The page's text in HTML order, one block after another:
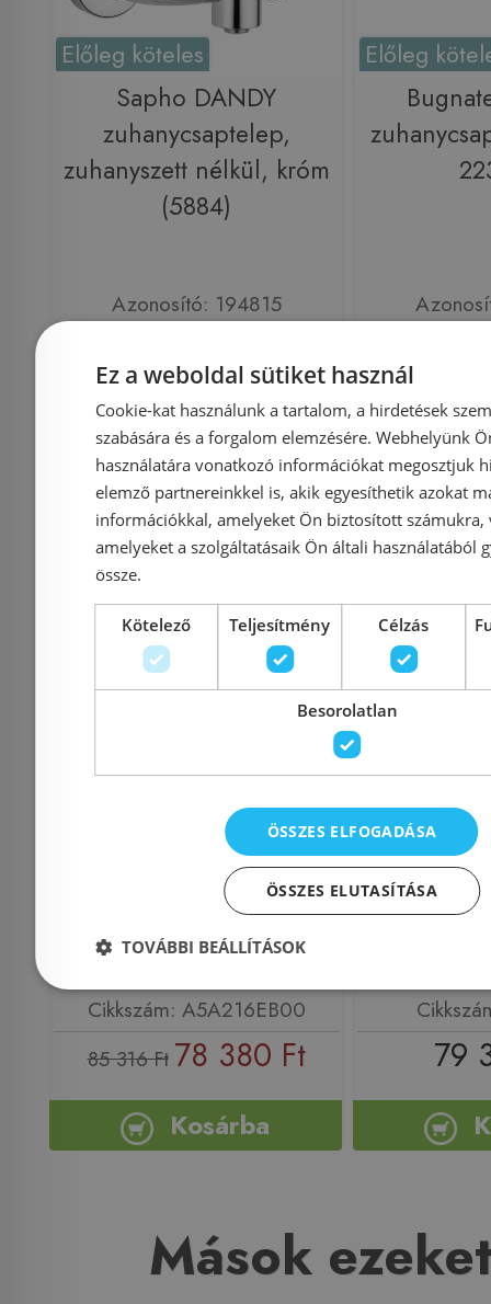
Előleg köteles
Sapho DANDY
zuhanycsaptelep,
zuhanyszett nélkül, króm
(5884)
Azonosító: 194815
75 000 Ft71 250 Ft
Kosárba
Előleg
-8%
Rendelésre
Roca Cala zuhany
csaptelep, matt fehér
A5A216EB00
Cikkszám: A5A216EB00
85 316 Ft 78 380 Ft
Kosárba
Rendelésre
79
Mások
Ez a weboldal sütiket használ
Cookie-kat használunk a tartalom, a hirdetések
szabására és a forgalom elemzésére. Webhelyünk
használatára vonatkozó információkat megosztjuk
elemző partnereinkkel is, akik egyesíthetik azokat
információkkal, amelyeket Ön biztosított számukra,
amelyeket a szolgáltatásaik Ön általi használatából
össze.
Kötelező Teljesítmény Célzás
Besorolatlan
ÖSSZES ELFOGADÁSA
ÖSSZES ELUTASÍTÁSA
TOVÁBBI BEÁLLÍTÁSOK